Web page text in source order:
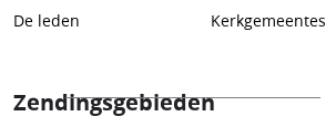
De leden Kerkgemeentes
Zendingsgebieden